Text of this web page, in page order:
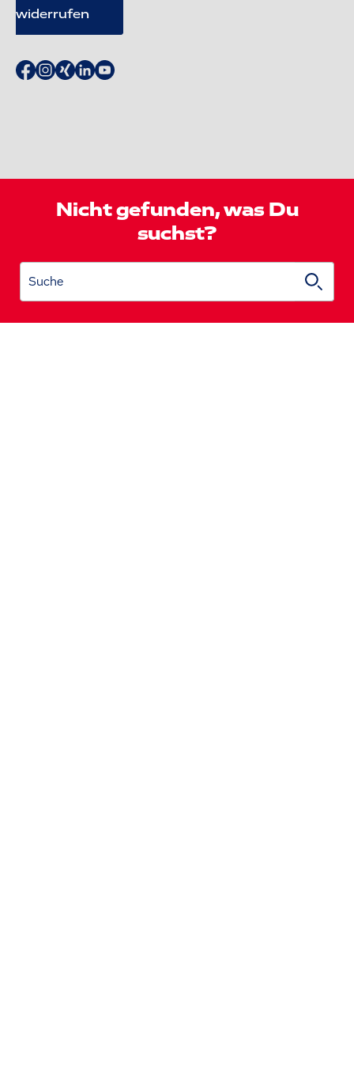
widerrufen
Nicht gefunden, was Du
suchst?
Suche